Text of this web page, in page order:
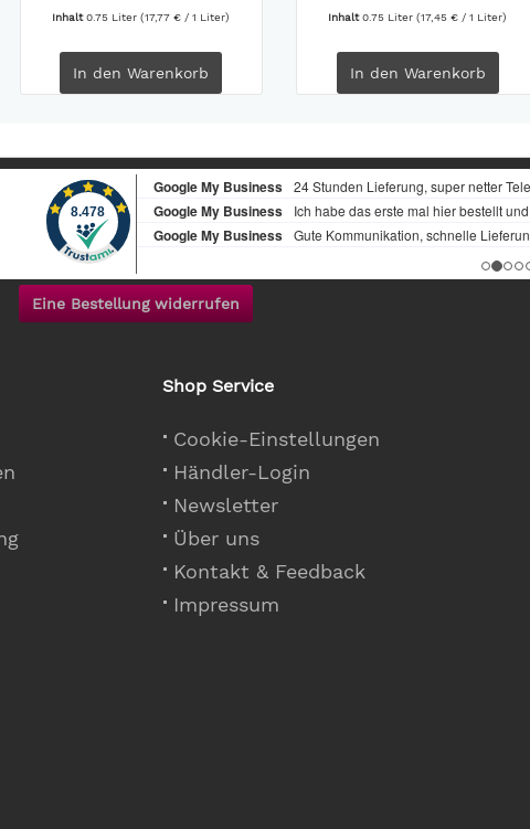
Inhalt0.75 Liter(17,77 € / 1 Liter)
In den Warenkorb
Inhalt0.75 Liter(17,45 € / 1 Liter)
In den Warenkorb
Eine Bestellung widerrufen
Shop Service
Cookie-Einstellungen
Händler-Login
Newsletter
Über uns
Kontakt & Feedback
Impressum